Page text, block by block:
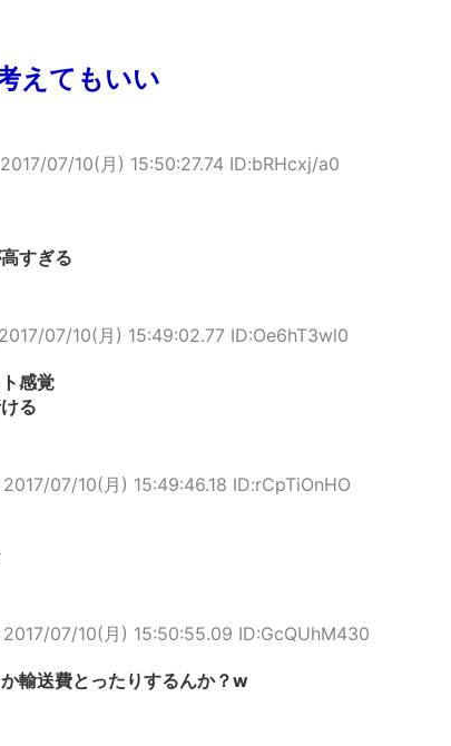
えてもいい
2017/07/10(月) 15:50:27.74 ID:bRHcxj/a0
すぎる
2017/07/10(月) 15:49:02.77 ID:Oe6hT3wl0
感覚
る
2017/07/10(月) 15:49:46.18 ID:rCpTiOnHO
2017/07/10(月) 15:50:55.09 ID:GcQUhM430
輸送費とったりするんか？w